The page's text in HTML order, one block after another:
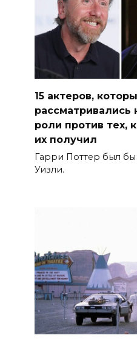
15 актеров,
рассматривались
роли против тех,
их получил
Гарри Поттер был
Уизли.